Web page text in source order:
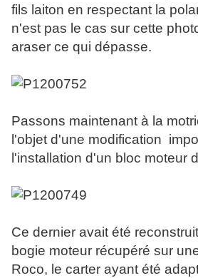
fils laiton en respectant la
n'est pas le cas sur cette
araser ce qui dépasse.
Passons maintenant à la
l'objet d'une modification
l'installation d'un bloc moteur
Ce dernier avait été
bogie moteur récupéré sur
Roco, le carter ayant été